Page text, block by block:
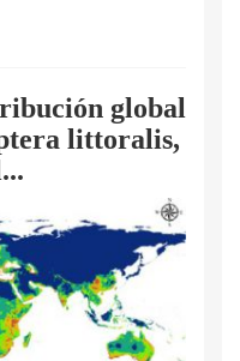
global
littoralis,